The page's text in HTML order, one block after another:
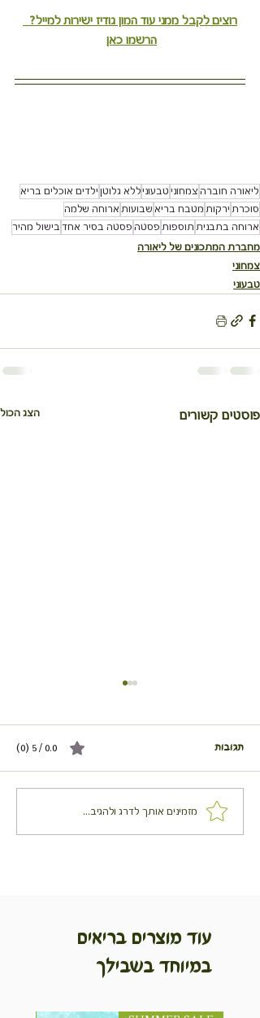
רוצים לקבל ממני עוד המון גודיז ישירות למייל?
הרשמו כאן
ליאורה חוברה צמחוני טבעוניללא גלוטן ילדים אוכלים בריא
סוכרת ירקות מטבח בריא שבועות ארוחה שלמה
ארוחה בתבנית תוספות פסטה פסטה בסיר אחד בישול מהיר
מחברת המתכונים של ליאורה
צמחוני
טבעוני
פוסטים קשורים הצג הכול
שיפוד קוביות טופו למנגל צמחוני
- טבעוני
תגובות 0.0 / 5 ‏(0)
מזמינים אותך לדרג ולהגיב...
עוד מוצרים בריאים
במיוחד בשבילך